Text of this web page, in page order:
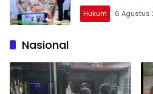
Hukum 6 Agustus
Nasional